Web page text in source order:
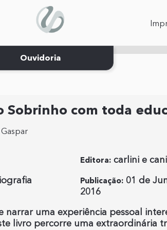
Ouvidoria
Sobrinho com toda
Editora: carlini e
Publicação: 01 de
2016
narrar uma experiência pessoal
livro percorre uma extraordinária